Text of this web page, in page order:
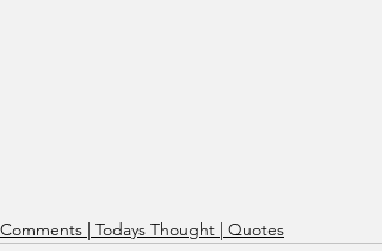
Comments | Todays Thought | Quotes